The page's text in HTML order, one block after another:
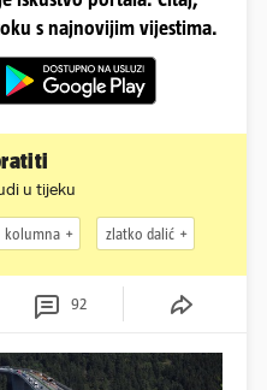
s najnovijim vijestima.
u tijeku
kolumna zlatko dalić
92